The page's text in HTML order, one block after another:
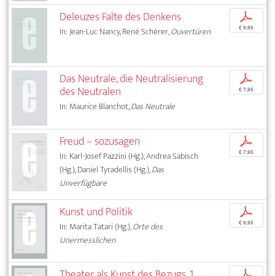
Deleuzes Falte des Denkens
In: Jean-Luc Nancy, René Schérer,Ouvertüren
p
€ 9,95
Das Neutrale, die Neutralisierung
des Neutralen
In: Maurice Blanchot,Das Neutrale
p
€ 7,95
Freud – sozusagen
In: Karl-Josef Pazzini (Hg.), Andrea Sabisch
(Hg.), Daniel Tyradellis (Hg.),Das
Unverfügbare
p
€ 7,95
Kunst und Politik
In: Marita Tatari (Hg.),Orte des
Unermesslichen
p
€ 9,95